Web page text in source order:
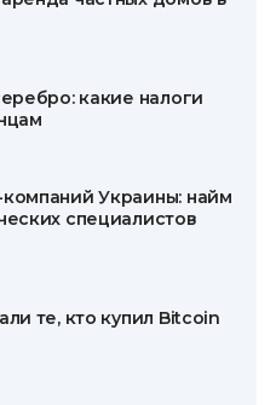
какие налоги
Украины: найм
специалистов
те, кто купил Bitcoin